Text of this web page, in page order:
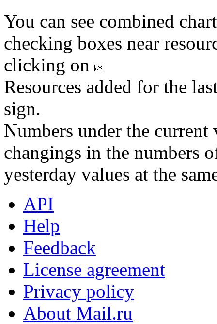
You can see combined
checking boxes near
clicking on
Resources added for the
sign.
Numbers under the
changings in the numbers
yesterday values at the
API
Help
Feedback
License agreement
Privacy policy
About Mail.ru